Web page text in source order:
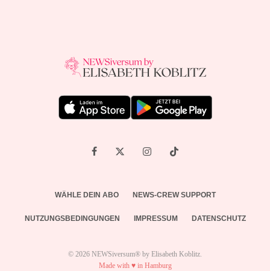
WÄHLE DEIN ABO NEWS-CREW SUPPORT
NUTZUNGSBEDINGUNGEN IMPRESSUM DATENSCHUTZ
© 2026 NEWSiversum® by Elisabeth Koblitz.
Made with ♥ in Hamburg